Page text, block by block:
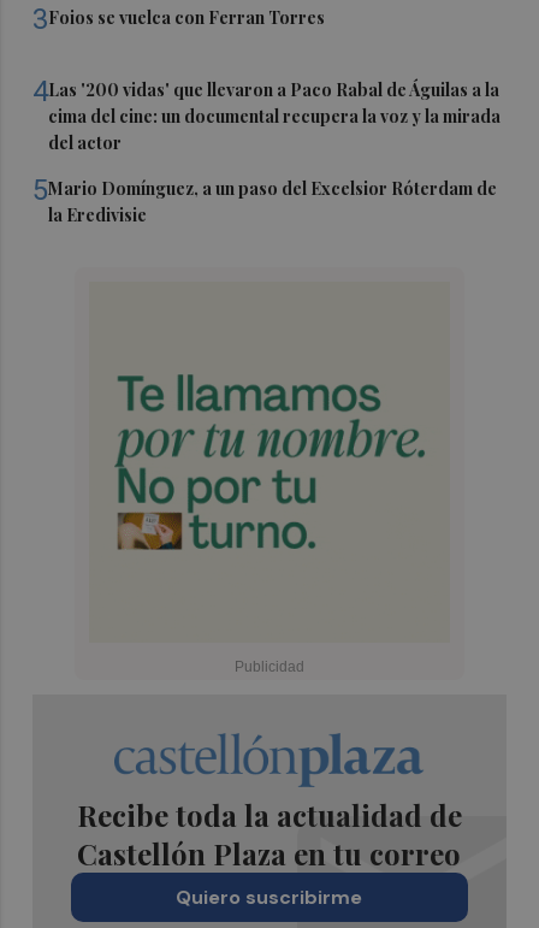
3Foios se vuelca con Ferran Torres
4Las '200 vidas' que llevaron a Paco Rabal de Águilas a la
cima del cine: un documental recupera la voz y la mirada
del actor
5Mario Domínguez, a un paso del Excelsior Róterdam de
la Eredivisie
Recibe toda la actualidad de
Castellón Plaza en tu correo
Quiero suscribirme